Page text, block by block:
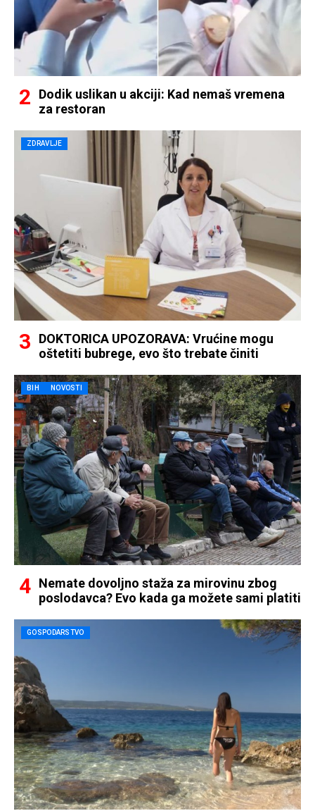
Dodik uslikan u akciji: Kad nemaš vremena
za restoran
ZDRAVLJE
DOKTORICA UPOZORAVA: Vrućine mogu
oštetiti bubrege, evo što trebate činiti
BIH NOVOSTI
Nemate dovoljno staža za mirovinu zbog
poslodavca? Evo kada ga možete sami platiti
GOSPODARSTVO